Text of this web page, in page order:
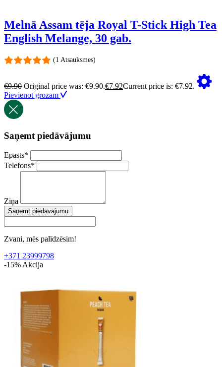
Melnā Assam tēja Royal T-Stick High Tea
English Melange, 30 gab.
(1 Atsauksmes)
€9.90 Original price was: €9.90.€7.92Current price is: €7.92.
Pievienot grozam
Saņemt piedāvājumu
Epasts*
Telefons*
Ziņa
Saņemt piedāvājumu
Zvani, mēs palīdzēsim!
+371 23999798
-15% Akcija